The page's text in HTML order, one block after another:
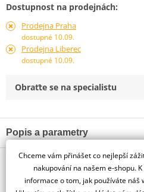
Dostupnost na prodejnách:
Prodejna Praha
dostupné 10.09.
Prodejna Liberec
dostupné 10.09.
Obraťte se na specialistu
Popis a parametry
Jsme autorizovaný
dealer značky PUIG
ENGINE GUARDS 32MM FOR
Chceme vám přinášet co nejlepší
nakupování na našem e-shopu.
informace o tom, jak používáte náš